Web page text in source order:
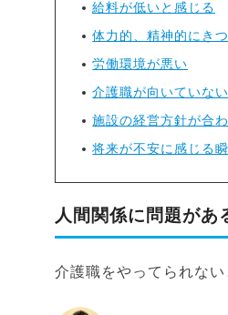
給料が低いと感じる
体力的、精神的にき
労働環境が悪い
介護職が向いていな
施設の経営方針が合
将来が不安に感じる
人間関係に問題があ
介護職をやってられな